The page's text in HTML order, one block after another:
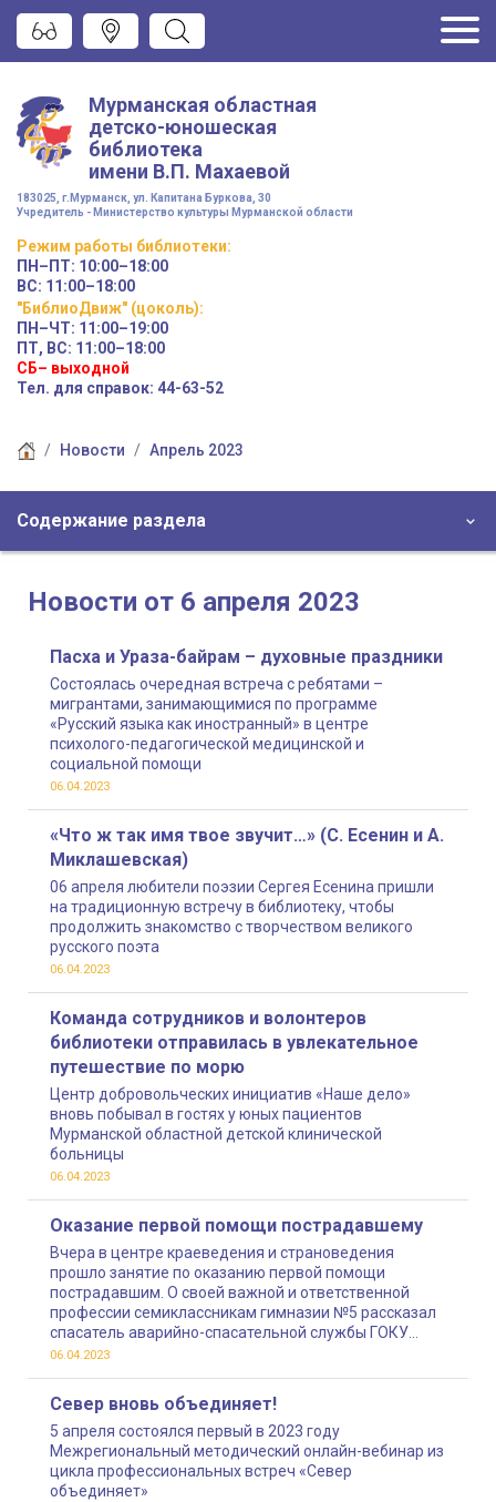
Мурманская областная
детско-юношеская
библиотека
имени В.П. Махаевой
183025, г.Мурманск, ул. Капитана Буркова, 30
Учредитель - Министерство культуры Мурманской области
Режим работы библиотеки:
ПН–ПТ: 10:00–18:00
ВС: 11:00–18:00
"БиблиоДвиж" (цоколь):
ПН–ЧТ: 11:00–19:00
ПТ, ВС: 11:00–18:00
СБ– выходной
Тел. для справок: 44-63-52
Новости Апрель 2023
Содержание раздела
Новости от 6 апреля 2023
Пасха и Ураза-байрам – духовные праздники
Состоялась очередная встреча с ребятами –
мигрантами, занимающимися по программе
«Русский языка как иностранный» в центре
психолого-педагогической медицинской и
социальной помощи
06.04.2023
«Что ж так имя твое звучит…» (С. Есенин и А.
Миклашевская)
06 апреля любители поэзии Сергея Есенина пришли
на традиционную встречу в библиотеку, чтобы
продолжить знакомство с творчеством великого
русского поэта
06.04.2023
Команда сотрудников и волонтеров
библиотеки отправилась в увлекательное
путешествие по морю
Центр добровольческих инициатив «Наше дело»
вновь побывал в гостях у юных пациентов
Мурманской областной детской клинической
больницы
06.04.2023
Оказание первой помощи пострадавшему
Вчера в центре краеведения и страноведения
прошло занятие по оказанию первой помощи
пострадавшим. О своей важной и ответственной
профессии семиклассникам гимназии №5 рассказал
спасатель аварийно-спасательной службы ГОКУ
«Управления по ГОЧС и ПБ Мурманской области»
06.04.2023
Север вновь объединяет!
5 апреля состоялся первый в 2023 году
Межрегиональный методический онлайн-вебинар из
цикла профессиональных встреч «Север
объединяет»